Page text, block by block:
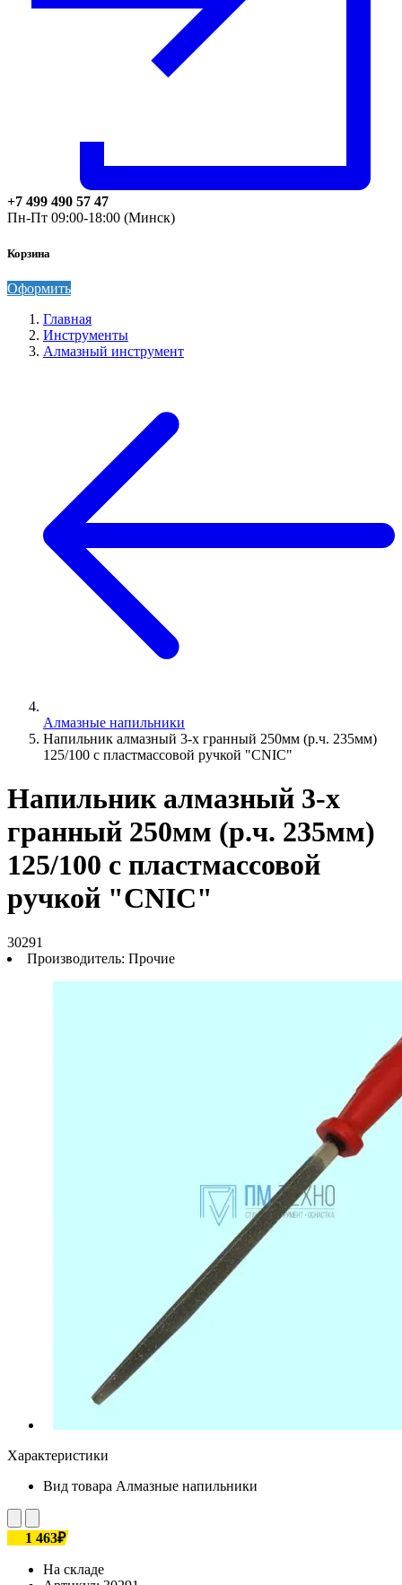
+7 499 490 57 47
Пн-Пт 09:00-18:00 (Минск)
Корзина
Оформить
Главная
Инструменты
Алмазный инструмент
Алмазные напильники
Напильник алмазный 3-х гранный 250мм (р.ч. 235мм)
125/100 с пластмассовой ручкой "CNIC"
Напильник алмазный 3-х
гранный 250мм (р.ч. 235мм)
125/100 с пластмассовой
ручкой "CNIC"
30291
Производитель: Прочие
Характеристики
Вид товара Алмазные напильники
1 463₽
На складе